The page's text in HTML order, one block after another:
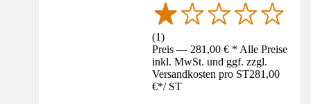
(1)
Preis — 281,00 € * Alle Preise
inkl. MwSt. und ggf. zzgl.
Versandkosten pro ST281,00
€*/ ST